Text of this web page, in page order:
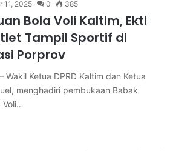
11, 2025 0 385
Bola Voli Kaltim, Ekti
Tampil Sportif di
Porprov
Wakil Ketua DPRD Kaltim dan Ketua
menghadiri pembukaan Babak
Voli…